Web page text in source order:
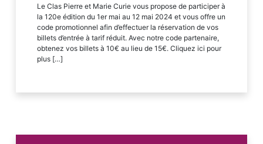
Le Clas Pierre et Marie Curie vous propose de participer à
la 120e édition du 1er mai au 12 mai 2024 et vous offre un
code promotionnel afin d’effectuer la réservation de vos
billets d’entrée à tarif réduit. Avec notre code partenaire,
obtenez vos billets à 10€ au lieu de 15€. Cliquez ici pour
plus […]